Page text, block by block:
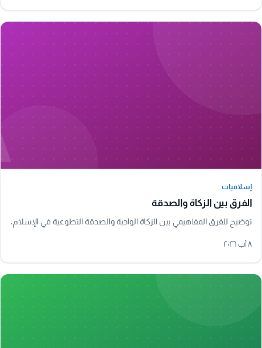
إسلاميات
الفرق بين الزكاة والصدقة
توضيح للفرق المفاهيمي بين الزكاة الواجبة والصدقة التطوعية في الإسلام.
٨ آب ٢٠٢٦